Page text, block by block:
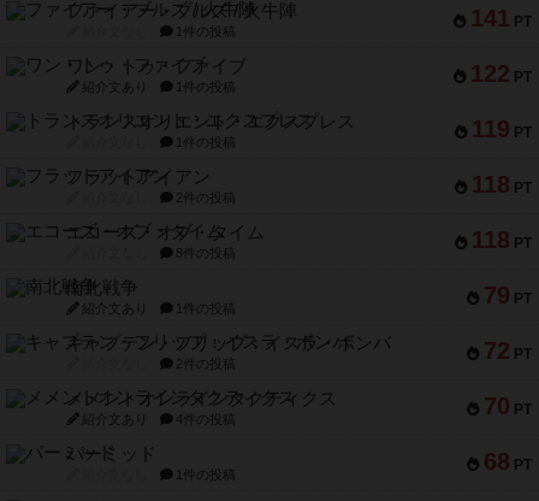
141 PT
ファイアー・ブルズ / 火牛陣
1件の投稿
122 PT
ワン・トゥ・ファイブ
紹介文あり 1件の投稿
119 PT
トランスオリエント・エクスプレス
1件の投稿
118 PT
フラットアイアン
2件の投稿
118 PT
エコーズ・オブ・タイム
8件の投稿
79 PT
南北戦争
紹介文あり 1件の投稿
72 PT
キャプテン・フリップ：イスラ・ボンバ
2件の投稿
70 PT
メメントオンラインタクティクス
紹介文あり 4件の投稿
68 PT
パーミッド
1件の投稿